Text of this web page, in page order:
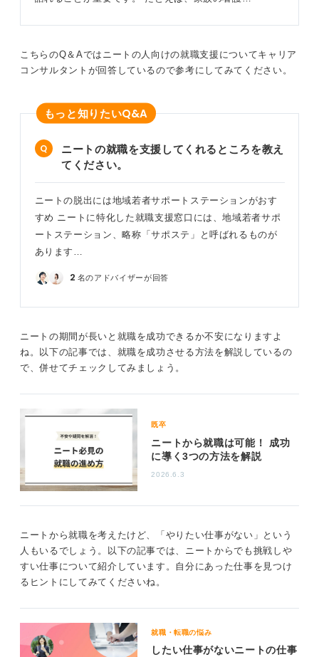
こちらのQ＆Aではニートの人向けの就職支援についてキャリア
コンサルタントが回答しているので参考にしてみてください。
もっと知りたいQ&A
ニートの就職を支援してくれるところを教え
てください。
ニートの脱出には地域若者サポートステーションがおす
すめ ニートに特化した就職支援窓口には、地域若者サポ
ートステーション、略称「サポステ」と呼ばれるものが
あります…
2 名のアドバイザーが回答
ニートの期間が長いと就職を成功できるか不安になりますよ
ね。以下の記事では、就職を成功させる方法を解説しているの
で、併せてチェックしてみましょう。
既卒
ニートから就職は可能！ 成功
に導く3つの方法を解説
2026.6.3
ニートから就職を考えたけど、「やりたい仕事がない」という
人もいるでしょう。以下の記事では、ニートからでも挑戦しや
すい仕事について紹介しています。自分にあった仕事を見つけ
るヒントにしてみてくださいね。
就職・転職の悩み
したい仕事がないニートの仕事